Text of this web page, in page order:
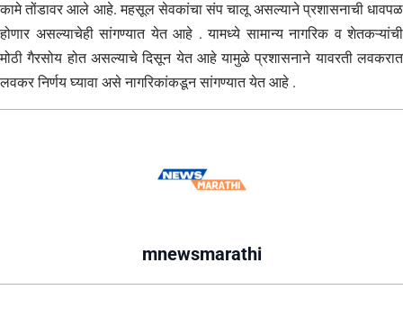
कामे तोंडावर आले आहे. महसूल सेवकांचा संप चालू असल्याने प्रशासनाची धावपळ
होणार असल्याचेही सांगण्यात येत आहे . यामध्ये सामान्य नागरिक व शेतकऱ्यांची
मोठी गैरसोय होत असल्याचे दिसून येत आहे यामुळे प्रशासनाने यावरती लवकरात
लवकर निर्णय घ्यावा असे नागरिकांकडून सांगण्यात येत आहे .
mnewsmarathi